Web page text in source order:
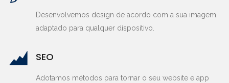
Desenvolvemos design de acordo com a sua imagem,
adaptado para qualquer dispositivo.
SEO
Adotamos métodos para tornar o seu website e app